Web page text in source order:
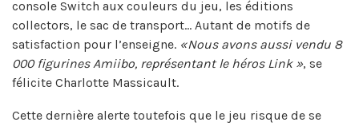
console Switch aux couleurs du jeu, les éditions
collectors, le sac de transport… Autant de motifs de
satisfaction pour l’enseigne. « Nous avons aussi vendu 8
000 figurines Amiibo, représentant le héros Link », se
félicite Charlotte Massicault.
Cette dernière alerte toutefois que le jeu risque de se